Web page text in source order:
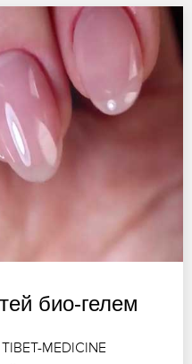
био-гелем
MEDICINE